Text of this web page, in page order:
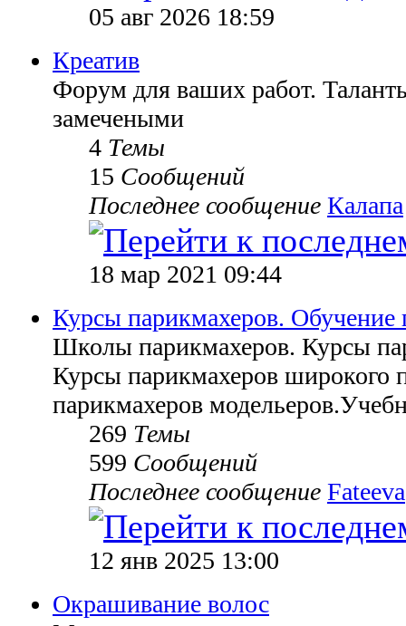
05 авг 2026 18:59
Креатив
Форум для ваших работ.
замечеными
4 Темы
15 Сообщений
Последнее сообщение Калапа
18 мар 2021 09:44
Курсы парикмахеров. Обучение
Школы парикмахеров. Курсы
Курсы парикмахеров широкого
парикмахеров
269 Темы
599 Сообщений
Последнее сообщение Fateeva
12 янв 2025 13:00
Окрашивание волос